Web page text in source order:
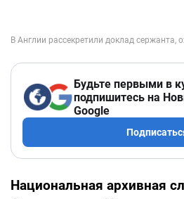
Будьте первыми в
подпишитесь на
Google
Национальная архивная